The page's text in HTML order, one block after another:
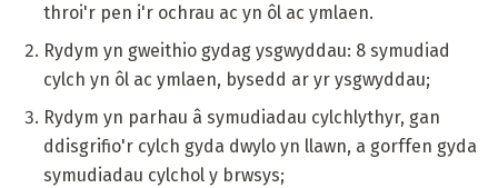
throi'r pen i'r ochrau ac yn ôl ac ymlaen.
Rydym yn gweithio gydag ysgwyddau: 8 symudiad
cylch yn ôl ac ymlaen, bysedd ar yr ysgwyddau;
Rydym yn parhau â symudiadau cylchlythyr, gan
ddisgrifio'r cylch gyda dwylo yn llawn, a gorffen gyda
symudiadau cylchol y brwsys;